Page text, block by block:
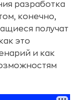
разработка
конечно,
получат
это
и как